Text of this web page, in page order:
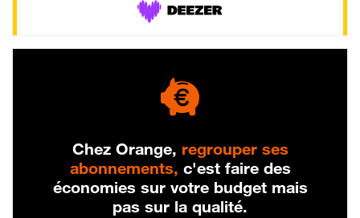
Chez Orange, regrouper ses
abonnements, c'est faire des
économies sur votre budget mais
pas sur la qualité.